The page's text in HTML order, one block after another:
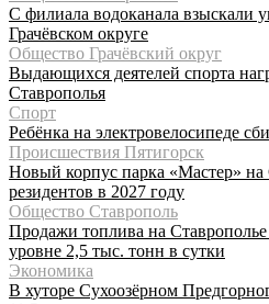
С филиала водоканала взыскали
Грачёвском округе
Общество Грачёвский округ
Выдающихся деятелей спорта
Ставрополья
Спорт
Ребёнка на электровелосипеде
Происшествия Пятигорск
Новый корпус парка «Мастер» на
резидентов в 2027 году
Общество Ставрополь
Продажи топлива на Ставрополье
уровне 2,5 тыс. тонн в сутки
Экономика
В хуторе Сухоозёрном